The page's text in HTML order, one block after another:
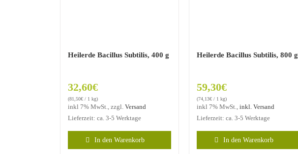
Heilerde Bacillus Subtilis, 400 g
32,60€
(81,50€ / 1 kg)
inkl 7% MwSt., zzgl. Versand
Lieferzeit: ca. 3-5 Werktage
In den Warenkorb
Heilerde Bacillus Subtilis, 800 g
59,30€
(74,13€ / 1 kg)
inkl 7% MwSt.,inkl. Versand
Lieferzeit: ca. 3-5 Werktage
In den Warenkorb